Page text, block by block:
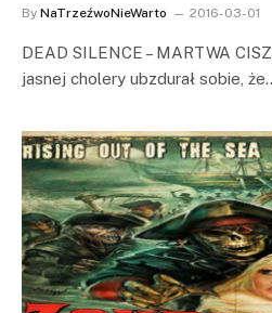
By NaTrzeźwoNieWarto 2016-03-01
DEAD SILENCE – MARTWA
jasnej cholery ubzdurał sobie,